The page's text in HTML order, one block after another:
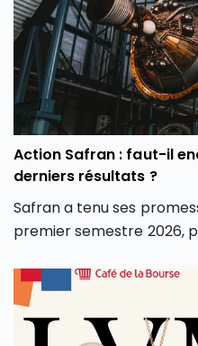
article, découvrez
peut transformer votre
vous aider à mieux saisir
marchés.
Action Safran : faut-il
derniers résultats ?
Safran a tenu ses
premier semestre 2026,
d’affaires, marge
génération de cash.
a relevé l’intégralité de